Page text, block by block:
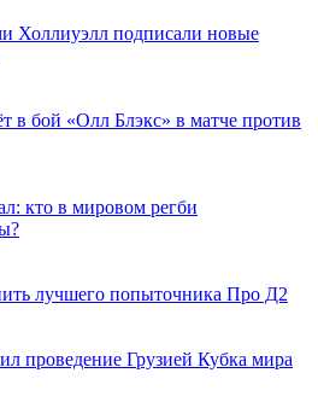
Холлиуэлл подписали новые
в бой «Олл Блэкс» в матче против
кто в мировом регби
лучшего попыточника Про Д2
проведение Грузией Кубка мира